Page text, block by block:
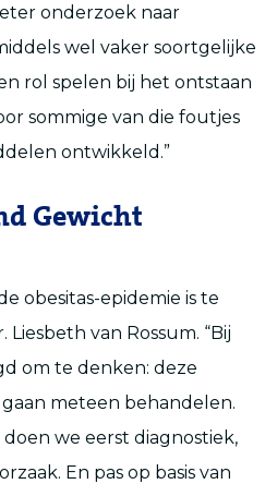
onderzoek naar
wel vaker soortgelijke
rol spelen bij het ontstaan
sommige van die foutjes
ontwikkeld.”
Gewicht
obesitas-epidemie is te
van Rossum. “Bij
om te denken: deze
meteen behandelen.
we eerst diagnostiek,
En pas op basis van